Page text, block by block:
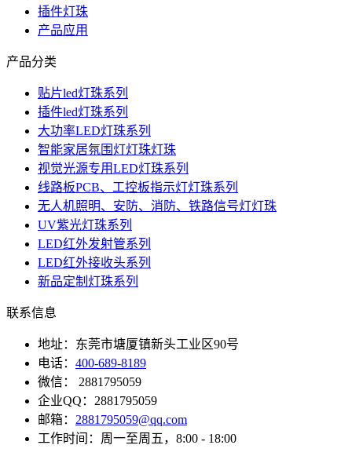
插件灯珠
产品应用
产品分类
贴片led灯珠系列
插件led灯珠系列
大功率LED灯珠系列
智能家居氛围灯灯珠灯珠
视觉光源专用LED灯珠系列
线路板PCB、工控板指示灯灯珠系列
无人机照明、安防、消防、铁路信号灯灯珠
UV紫光灯珠系列
LED红外发射管系列
LED红外接收头系列
新品定制灯珠系列
联系信息
地址：东莞市塘厦镇新头工业区90号
电话： 400-689-8189
微信： 2881795059
企业QQ：2881795059
邮箱： 2881795059@qq.com
工作时间：周一至周五，8:00 - 18:00